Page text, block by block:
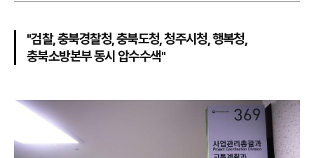
"검찰, 충북경찰청, 충북도청, 청주시청, 행복청,
충북소방본부 동시 압수수색"